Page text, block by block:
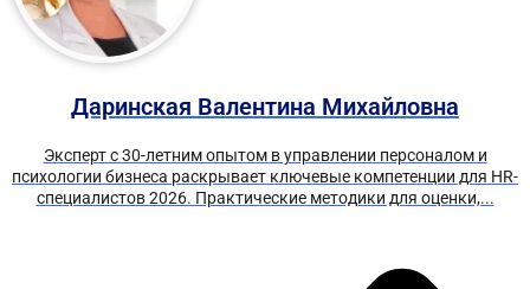
Даринская Валентина Михайловна
Эксперт с 30-летним опытом в управлении персоналом и
психологии бизнеса раскрывает ключевые компетенции для HR-
специалистов 2026. Практические методики для оценки,...